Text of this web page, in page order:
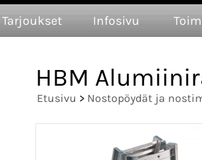
Tarjoukset Infosivu
HBM
Etusivu > Nostopöydät ja